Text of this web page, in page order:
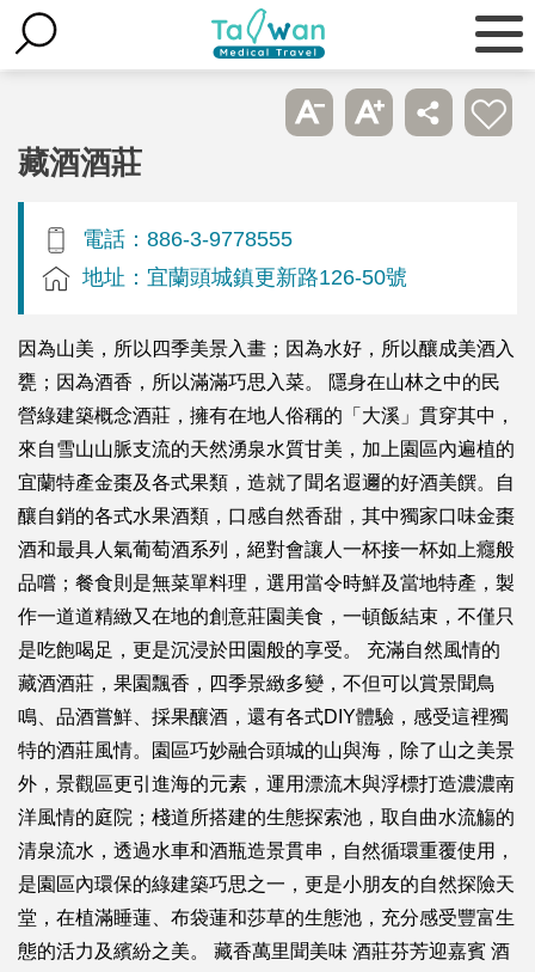
藏酒酒莊
電話：886-3-9778555
地址：宜蘭頭城鎮更新路126-50號
因為山美，所以四季美景入畫；因為水好，所以釀成美酒入
甕；因為酒香，所以滿滿巧思入菜。 隱身在山林之中的民
營綠建築概念酒莊，擁有在地人俗稱的「大溪」貫穿其中，
來自雪山山脈支流的天然湧泉水質甘美，加上園區內遍植的
宜蘭特產金棗及各式果類，造就了聞名遐邇的好酒美饌。自
釀自銷的各式水果酒類，口感自然香甜，其中獨家口味金棗
酒和最具人氣葡萄酒系列，絕對會讓人一杯接一杯如上癮般
品嚐；餐食則是無菜單料理，選用當令時鮮及當地特產，製
作一道道精緻又在地的創意莊園美食，一頓飯結束，不僅只
是吃飽喝足，更是沉浸於田園般的享受。 充滿自然風情的
藏酒酒莊，果園飄香，四季景緻多變，不但可以賞景聞鳥
鳴、品酒嘗鮮、採果釀酒，還有各式DIY體驗，感受這裡獨
特的酒莊風情。園區巧妙融合頭城的山與海，除了山之美景
外，景觀區更引進海的元素，運用漂流木與浮標打造濃濃南
洋風情的庭院；棧道所搭建的生態探索池，取自曲水流觴的
清泉流水，透過水車和酒瓶造景貫串，自然循環重覆使用，
是園區內環保的綠建築巧思之一，更是小朋友的自然探險天
堂，在植滿睡蓮、布袋蓮和莎草的生態池，充分感受豐富生
態的活力及繽紛之美。 藏香萬里聞美味 酒莊芬芳迎嘉賓 酒